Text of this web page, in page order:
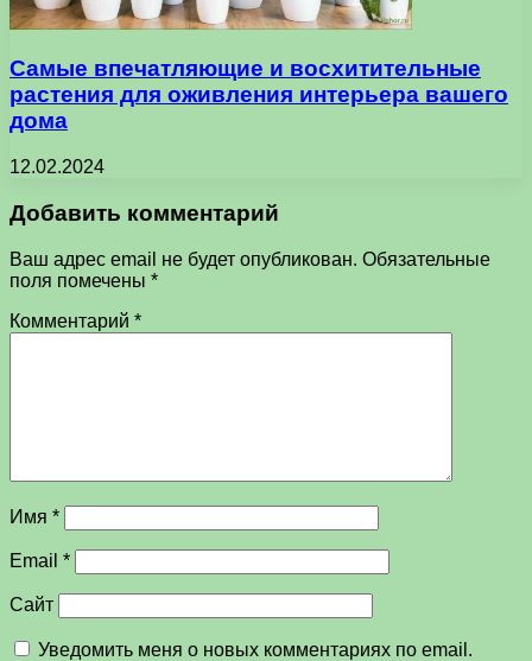
Самые впечатляющие и восхитительные
растения для оживления интерьера вашего
дома
12.02.2024
Добавить комментарий
Ваш адрес email не будет опубликован. Обязательные
поля помечены *
Комментарий *
Имя *
Email *
Сайт
Уведомить меня о новых комментариях по email.